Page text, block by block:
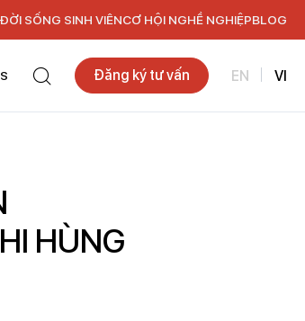
ĐỜI SỐNG SINH VIÊNCƠ HỘI NGHỀ NGHIỆPBLOG
Đăng ký tư vấn EN VI
HÙNG